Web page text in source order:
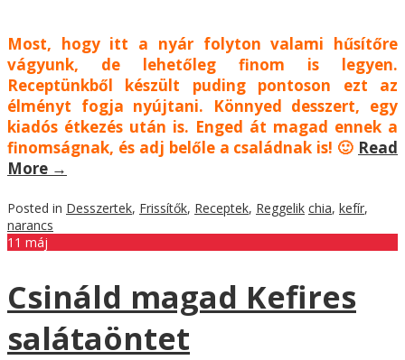
Most, hogy itt a nyár folyton valami hűsítőre
vágyunk, de lehetőleg finom is legyen.
Receptünkből készült puding pontoson ezt az
élményt fogja nyújtani. Könnyed desszert, egy
kiadós étkezés után is. Enged át magad ennek a
finomságnak, és adj belőle a családnak is! 🙂 Read
More →
Posted in Desszertek, Frissítők, Receptek, Reggelik chia, kefír,
narancs
11 máj
Csináld magad Kefires
salátaöntet